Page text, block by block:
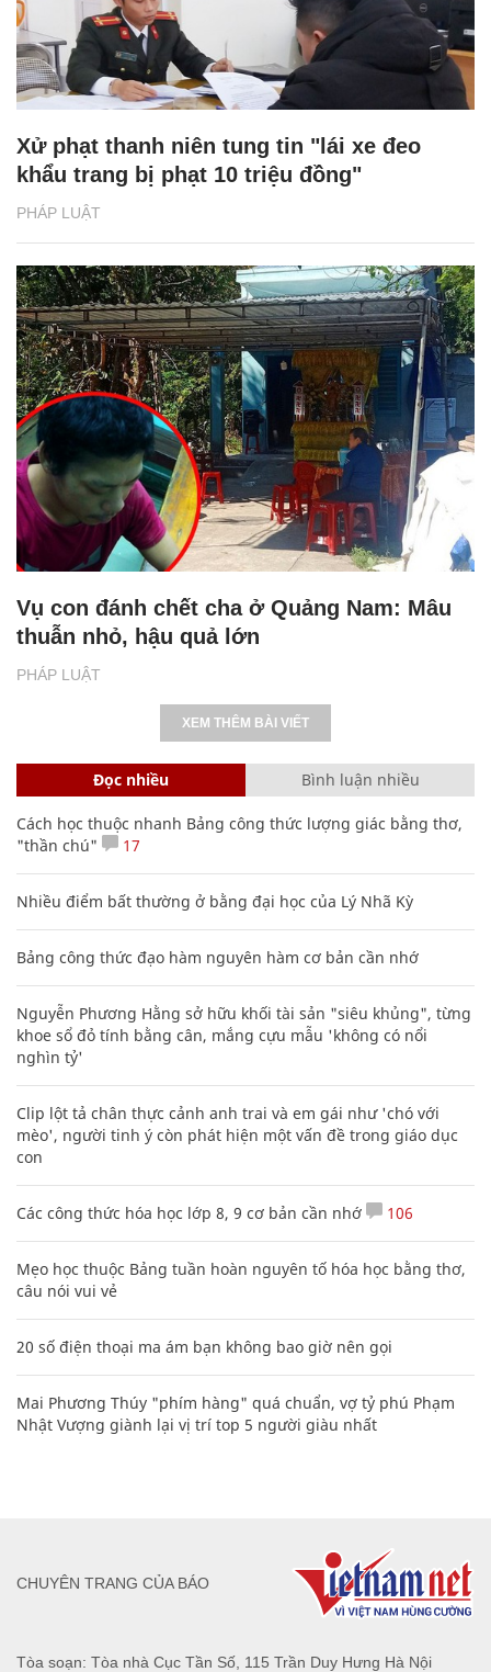
PHÁP LUẬT
Xử phạt thanh niên tung tin "lái xe đeo
khẩu trang bị phạt 10 triệu đồng"
PHÁP LUẬT
Vụ con đánh chết cha ở Quảng Nam: Mâu
thuẫn nhỏ, hậu quả lớn
XEM THÊM BÀI VIẾT
Đọc nhiều Bình luận nhiều
Cách học thuộc nhanh Bảng công thức lượng giác bằng thơ,
"thần chú"
17
Nhiều điểm bất thường ở bằng đại học của Lý Nhã Kỳ
Bảng công thức đạo hàm nguyên hàm cơ bản cần nhớ
Nguyễn Phương Hằng sở hữu khối tài sản "siêu khủng", từng
khoe sổ đỏ tính bằng cân, mắng cựu mẫu 'không có nổi
nghìn tỷ'
Clip lột tả chân thực cảnh anh trai và em gái như 'chó với
mèo', người tinh ý còn phát hiện một vấn đề trong giáo dục
con
Các công thức hóa học lớp 8, 9 cơ bản cần nhớ 106
Mẹo học thuộc Bảng tuần hoàn nguyên tố hóa học bằng thơ,
câu nói vui vẻ
20 số điện thoại ma ám bạn không bao giờ nên gọi
Mai Phương Thúy "phím hàng" quá chuẩn, vợ tỷ phú Phạm
Nhật Vượng giành lại vị trí top 5 người giàu nhất
Tòa soạn: Tòa nhà Cục Tần Số, 115 Trần Duy Hưng Hà Nội
CHUYÊN TRANG CỦA BÁO